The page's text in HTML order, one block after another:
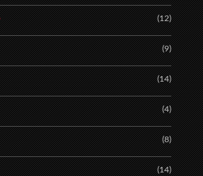
(12)
(9)
(14)
(4)
(8)
(14)